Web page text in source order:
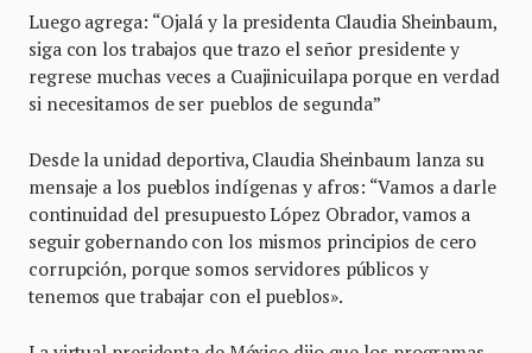
Luego agrega: “Ojalá y la presidenta Claudia Sheinbaum,
siga con los trabajos que trazo el señor presidente y
regrese muchas veces a Cuajinicuilapa porque en verdad
si necesitamos de ser pueblos de segunda”
Desde la unidad deportiva, Claudia Sheinbaum lanza su
mensaje a los pueblos indígenas y afros: “Vamos a darle
continuidad del presupuesto López Obrador, vamos a
seguir gobernando con los mismos principios de cero
corrupción, porque somos servidores públicos y
tenemos que trabajar con el pueblos».